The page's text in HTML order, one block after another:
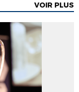
VOIR PLUS